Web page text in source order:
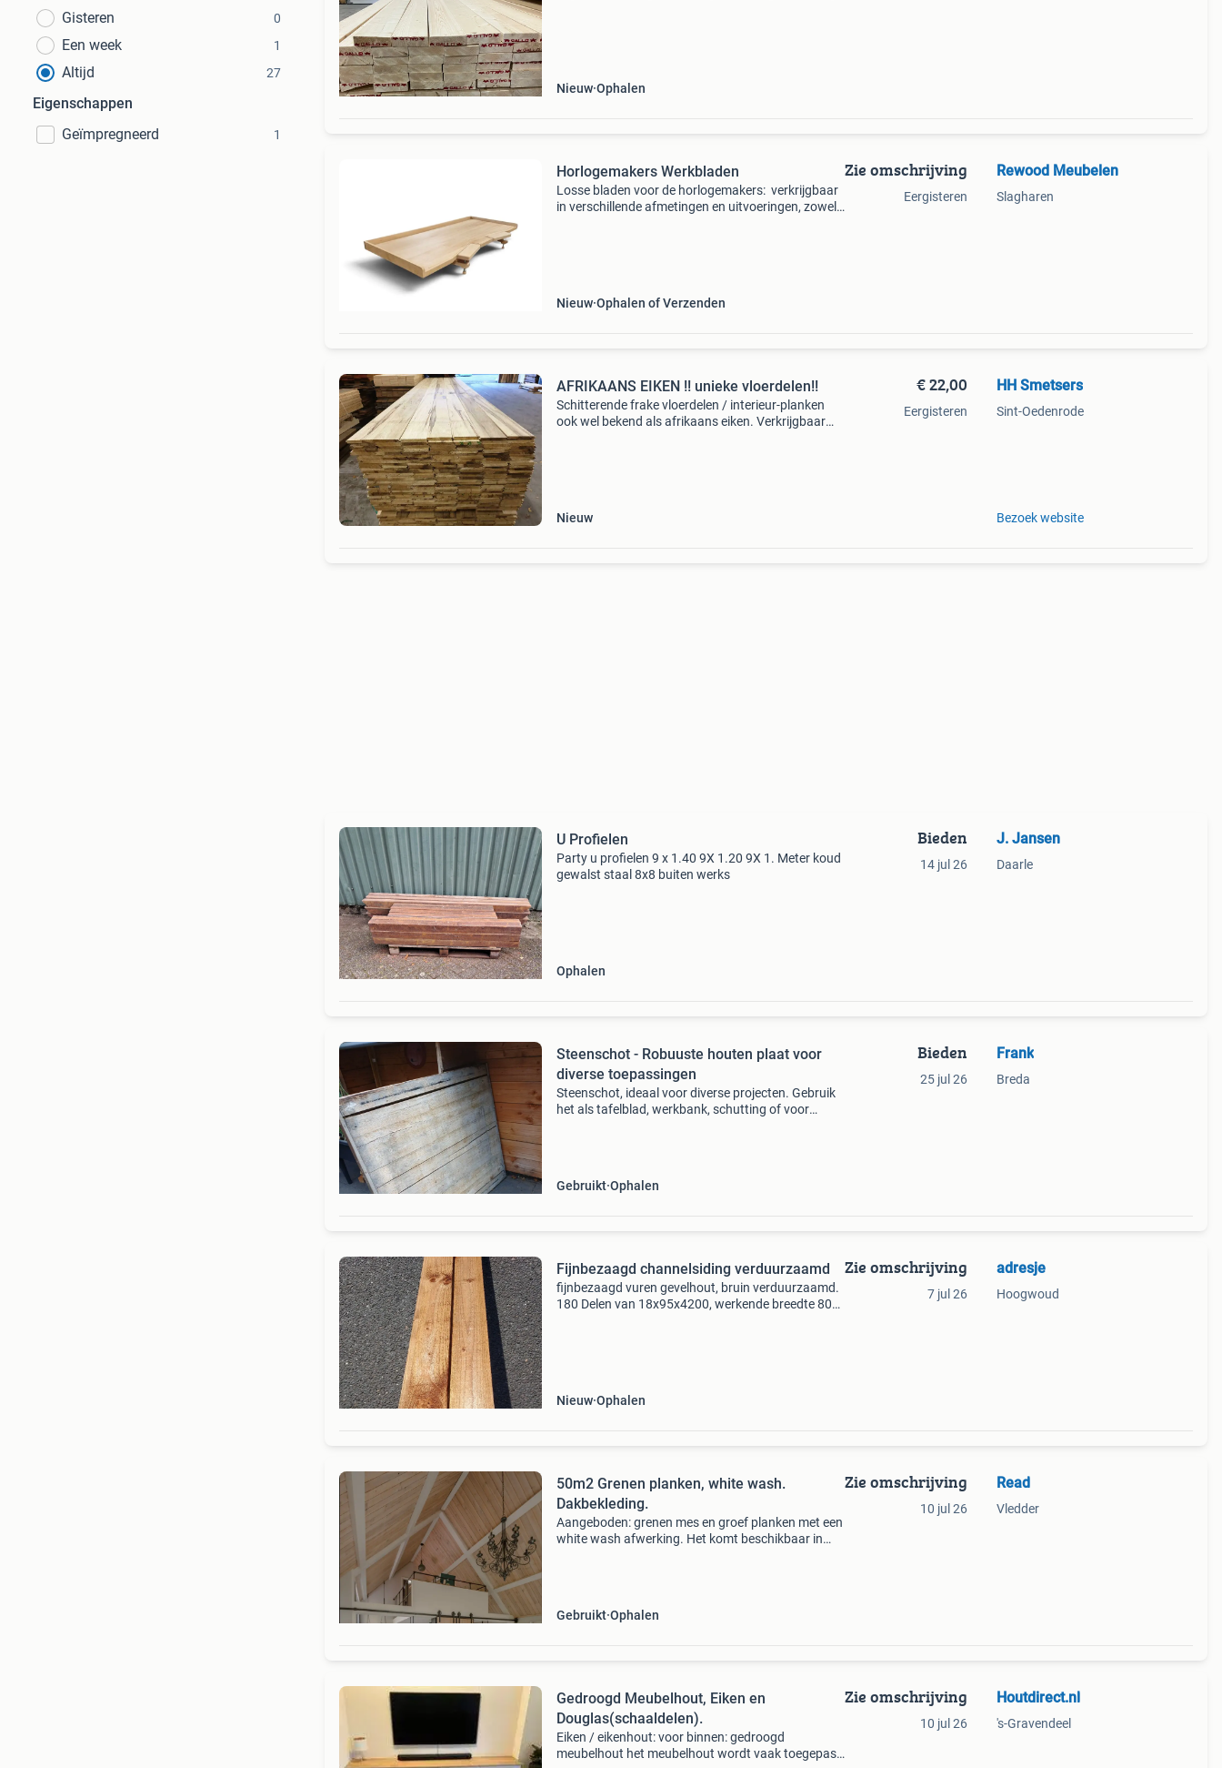
Gisteren 0
Een week 1
Altijd 27
Eigenschappen
Geïmpregneerd
1
Nieuw Ophalen
Horlogemakers Werkbladen
Losse bladen voor de horlogemakers: ​ verkrijgbaar
in verschillende afmetingen en uitvoeringen, zowel
Nieuw Ophalen of Verzenden
Zie omschrijving
Eergisteren
Rewood Meubelen
Slagharen
AFRIKAANS EIKEN !! unieke vloerdelen!!
Schitterende frake vloerdelen / interieur-planken
ook wel bekend als afrikaans eiken. Verkrijgbaar
Nieuw
€ 22,00
Eergisteren
HH Smetsers
Sint-Oedenrode
Bezoek website
U Profielen
Party u profielen 9 x 1.40 9X 1.20 9X 1. Meter koud
gewalst staal 8x8 buiten werks
Ophalen
Bieden
14 jul 26
J. Jansen
Daarle
Steenschot - Robuuste houten plaat voor
diverse toepassingen
Steenschot, ideaal voor diverse projecten. Gebruik
het als tafelblad, werkbank, schutting of voor
Gebruikt Ophalen
Bieden
25 jul 26
Frank
Breda
Fijnbezaagd channelsiding verduurzaamd
​fijnbezaagd vuren gevelhout, bruin verduurzaamd.
180 Delen van 18x95x4200, werkende breedte 80
Nieuw Ophalen
Zie omschrijving
7 jul 26
adresje
Hoogwoud
50m2 Grenen planken, white wash.
Dakbekleding.
Aangeboden: grenen mes en groef planken met een
white wash afwerking. Het komt beschikbaar in
Gebruikt Ophalen
Zie omschrijving
10 jul 26
Read
Vledder
Gedroogd Meubelhout, Eiken en
Douglas(schaaldelen).
Eiken / eikenhout: voor binnen: gedroogd
meubelhout het meubelhout wordt vaak toegepast
Zie omschrijving
10 jul 26
Houtdirect.nl
's-Gravendeel